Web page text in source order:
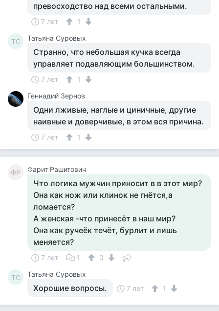
превосходство над всеми остальными.
7 лет 1
ТС Татьяна Суровых
Странно, что небольшая кучка всегда
управляет подавляющим большинством.
7 лет
1
Геннадий Зернов
Одни лживые, наглые и циничные, другие
наивные и доверчивые, в этом вся причина.
7 лет 1
ФР Фарит Рашитович
Что логика мужчин приносит в в этот мир?
Она как нож или клинок не гнётся,а
ломается?
А женская -что принесёт в наш мир?
Она как ручеёк течёт, бурлит и лишь
меняется?
7 лет 1 0
ТС Татьяна Суровых
Хорошие вопросы. 7 лет 1